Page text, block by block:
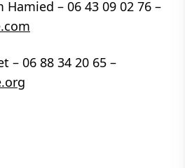
Hamied – 06 43 09 02 76 –
– 06 88 34 20 65 –